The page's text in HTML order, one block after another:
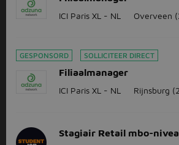
ICI Paris XL - NL Overveen
GESPONSORD SOLLICITEER DIRECT
Filiaalmanager
ICI Paris XL - NL Rijnsburg
Stagiair Retail mbo-